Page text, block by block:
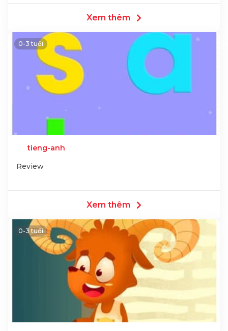
Xem thêm
0-3 tuổi
tieng-anh
Review
Xem thêm
0-3 tuổi